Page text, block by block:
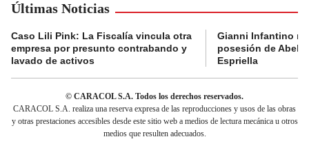
Últimas Noticias
Caso Lili Pink: La Fiscalía vincula otra
empresa por presunto contrabando y
lavado de activos
Gianni Infantino
posesión de
Espriella
© CARACOL S.A. Todos los derechos reservados.
CARACOL S.A. realiza una reserva expresa de las reproducciones y usos de las obras
y otras prestaciones accesibles desde este sitio web a medios de lectura mecánica u otros
medios que resulten adecuados.